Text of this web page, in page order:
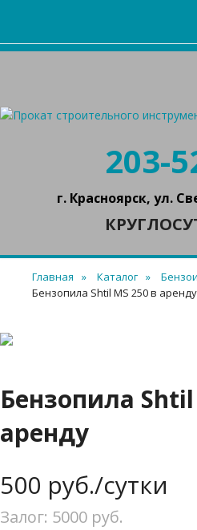
203-
г. Красноярск, ул.
Главная Каталог
Бензопила Shtil MS 250 в аренду
Бензопила Shtil
аренду
500 руб./сутки
Залог: 5000 руб.